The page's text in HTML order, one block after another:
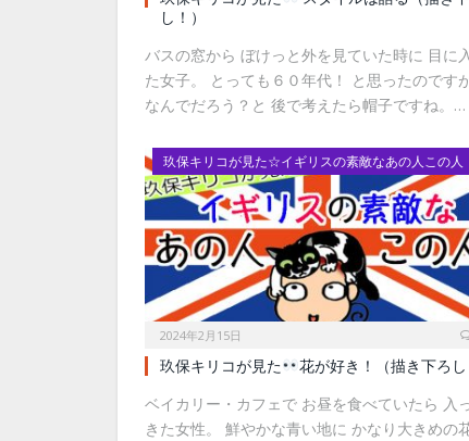
し！）
バスの窓から ぼけっと外を見ていた時に 目に
た女子。 とっても６０年代！ と思ったのですが
なんでだろう？と 後で考えたら帽子ですね。…
玖保キリコが見た☆イギリスの素敵なあの人この人
2024年2月15日
玖保キリコが見た
花が好き！（描き下ろし
ベイカリー・カフェで お昼を食べていたら 入
きた女性。 鮮やかな青い地に かなり大きめの